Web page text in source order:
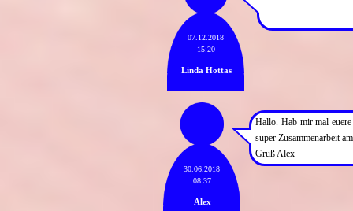
07.12.2018
15:20
Linda Hottas
30.06.2018
08:37
Alex
Hallo. Hab mir mal
super Zusammenarbeit
Gruß Alex